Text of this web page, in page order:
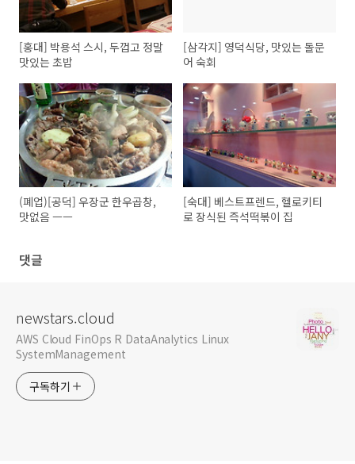
[홍대] 박용석 스시, 두껍고 정말
맛있는 초밥
[삼각지] 영덕식당, 맛있는 돌문
어 숙회
(폐업)[공덕] 우장군 한우곱창,
맛없음 ㅡㅡ
[숙대] 베스트프렌드, 헬로키티
로 장식된 즉석떡볶이 집
댓글
newstars.cloud
AWS Cloud FinOps R DataAnalytics Linux
SystemManagement
구독하기